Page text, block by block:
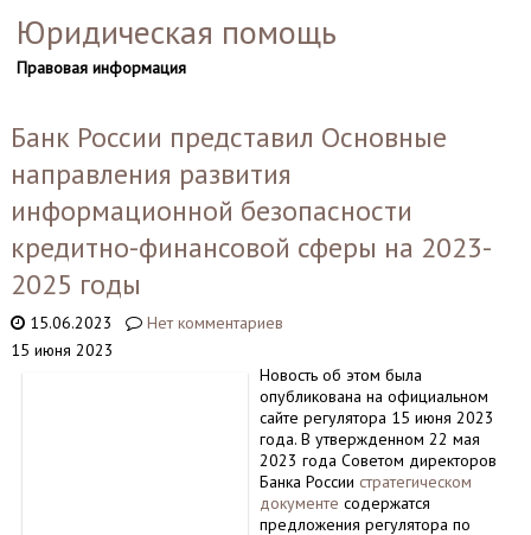
Юридическая помощь
Правовая информация
Банк России представил Основные
направления развития
информационной безопасности
кредитно-финансовой сферы на 2023-
2025 годы
15.06.2023
Нет комментариев
15 июня 2023
Новость об этом была
опубликована на официальном
сайте регулятора 15 июня 2023
года. В утвержденном 22 мая
2023 года Советом директоров
Банка России стратегическом
документе содержатся
предложения регулятора по